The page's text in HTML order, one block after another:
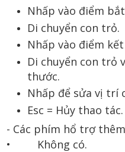
Nhấp vào điểm
Di chuyển con trỏ.
Nhấp vào điểm
Di chuyển con trỏ
thước.
Nhấp để sửa vị trí
Esc = Hủy thao tác.
- Các phím hổ trợ
•
Không có.